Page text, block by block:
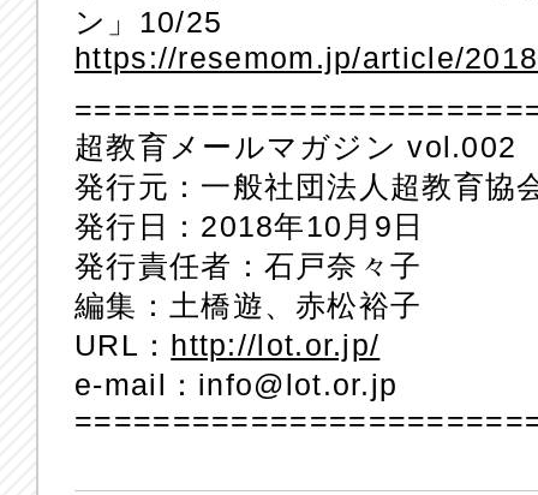
ン」10/25
https://resemom.jp/article/
超教育メールマガジン vol.002
発行元：一般社団法人超教育協
発行日：2018年10月9日
発行責任者：石戸奈々子
編集：土橋遊、赤松裕子
URL： http://lot.or.jp/
e-mail：info@lot.or.jp